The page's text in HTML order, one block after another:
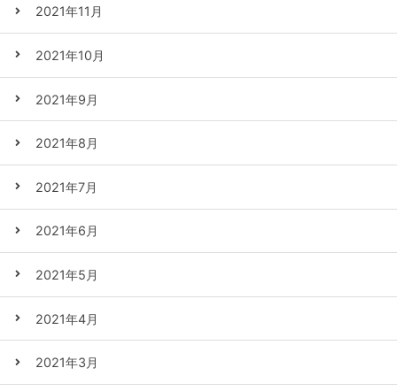
2021年11月
2021年10月
2021年9月
2021年8月
2021年7月
2021年6月
2021年5月
2021年4月
2021年3月